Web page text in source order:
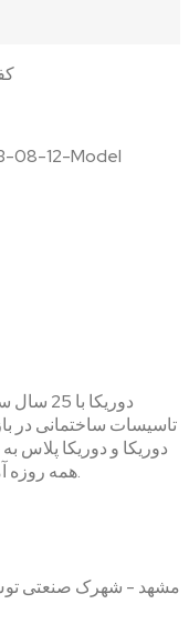
دوریکا
دوریکا و دوریکا پلاس
همه روزه آماده خدمت رسانی به هموطنان عزیز است.
مشهد - شهرک صنعتی